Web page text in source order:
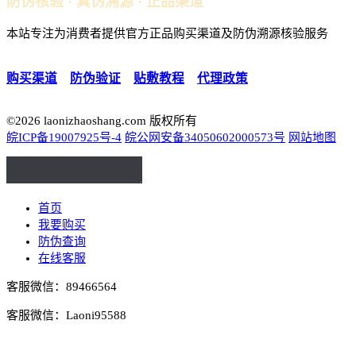
本站专注为消费者提供官方正品购买渠道及防伪溯源核验服务
购买渠道 防伪验证 贴敷教程 代理政策
©2026 laonizhaoshang.com 版权所有
皖ICP备19007925号-4 皖公网安备34050602000573号 网站地图
首页
我要购买
防伪查询
在线客服
客服微信：89466564
客服微信：Laoni95588